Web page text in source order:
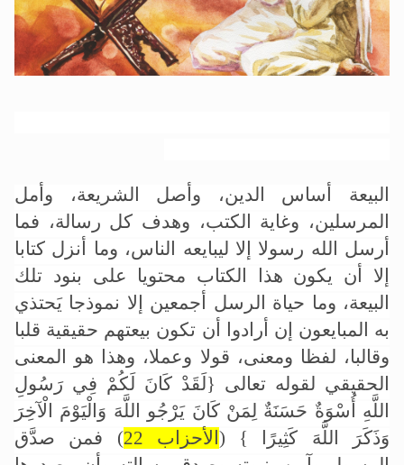
اقرأ هذا المقال في أهمية عيد
البيعة أساس الدين، وأصل الشريعة، وأمل
المرسلين، وغاية الكتب، وهدف كل رسالة، فما
أرسل الله رسولا إلا ليبايعه الناس، وما أنزل كتابا
إلا أن يكون هذا الكتاب محتويا على بنود تلك
البيعة، وما حياة الرسل أجمعين إلا نموذجا يَحتذي
به المبايعون إن أرادوا أن تكون بيعتهم حقيقية قلبا
وقالبا، لفظا ومعنى، قولا وعملا، وهذا هو المعنى
الحقيقي لقوله تعالى {لَقَدْ كَانَ لَكُمْ فِي رَسُولِ
اللَّهِ أُسْوَةٌ حَسَنَةٌ لِمَنْ كَانَ يَرْجُو اللَّهَ وَالْيَوْمَ الْآخِرَ
وَذَكَرَ اللَّهَ كَثِيرًا } ( الأحزاب 22 ) فمن صدَّق